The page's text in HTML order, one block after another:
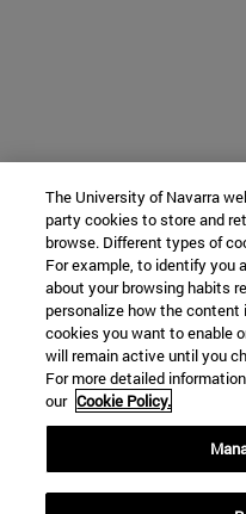
The University of Navarra
party cookies to store and
browse. Different types of
For example, to identify you
about your browsing habits
personalize how the
cookies you want to enable
will remain active until you
For more detailed
our Cookie Policy.